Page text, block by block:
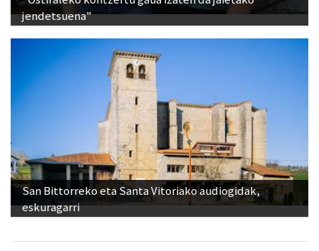
San Bittorreko eta Santa Vitoriako audiogidak,
eskuragarri